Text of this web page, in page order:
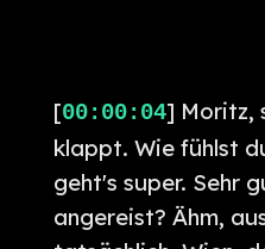
[00:00:04] Moritz,
klappt. Wie fühlst
geht's super. Sehr
angereist? Ähm,